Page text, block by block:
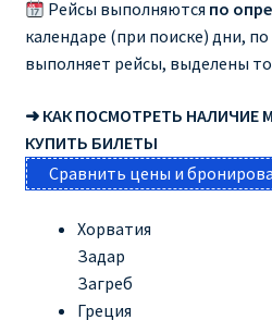
Рейсы выполняются по
календаре (при поиске) дни,
выполняет рейсы, выделены
➜ КАК ПОСМОТРЕТЬ НАЛИЧИЕ
КУПИТЬ БИЛЕТЫ
Сравнить цены и
Хорватия
Задар
Загреб
Греция